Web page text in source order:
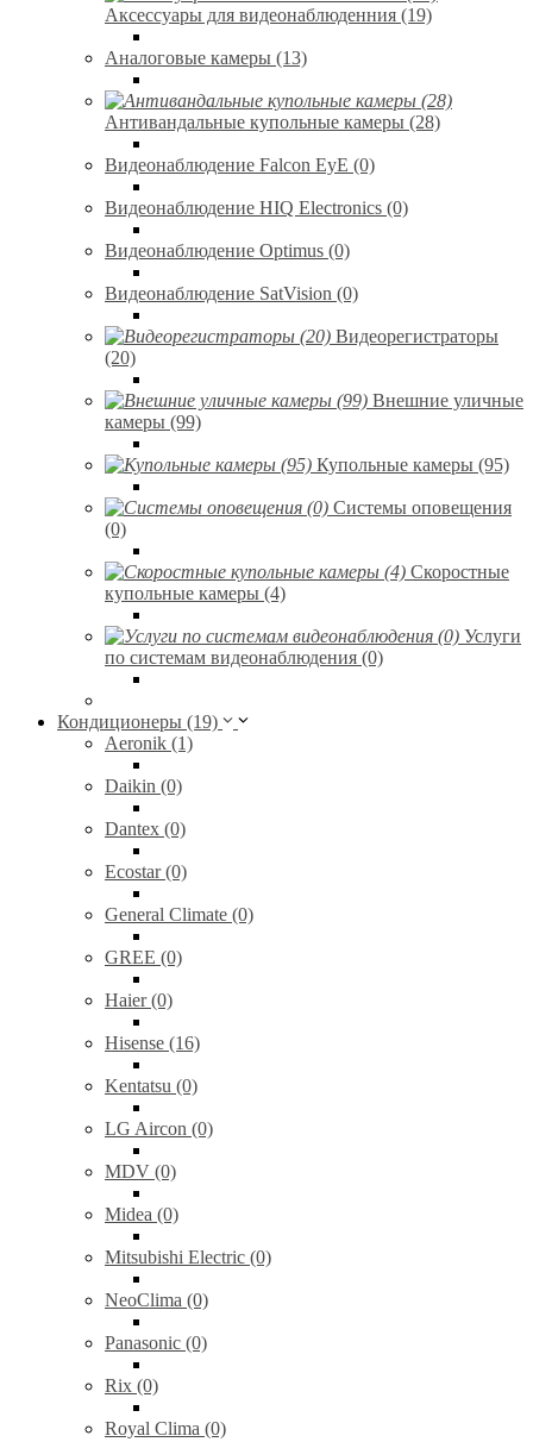
Аксессуары для видеонаблюденния (19)
Аналоговые камеры (13)
Антивандальные купольные камеры (28)
Видеонаблюдение Falcon EyE (0)
Видеонаблюдение HIQ Electronics (0)
Видеонаблюдение Optimus (0)
Видеонаблюдение SatVision (0)
Видеорегистраторы
(20)
Внешние уличные
камеры (99)
Купольные камеры (95)
Системы оповещения
(0)
Скоростные
купольные камеры (4)
Услуги
по системам видеонаблюдения (0)
Кондиционеры (19)
Aeronik (1)
Daikin (0)
Dantex (0)
Ecostar (0)
General Climate (0)
GREE (0)
Haier (0)
Hisense (16)
Kentatsu (0)
LG Aircon (0)
MDV (0)
Midea (0)
Mitsubishi Electric (0)
NeoClima (0)
Panasonic (0)
Rix (0)
Royal Clima (0)